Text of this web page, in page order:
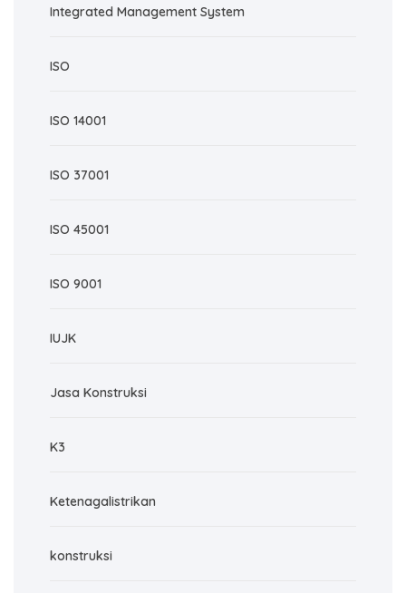
Integrated Management System
ISO
ISO 14001
ISO 37001
ISO 45001
ISO 9001
IUJK
Jasa Konstruksi
K3
Ketenagalistrikan
konstruksi